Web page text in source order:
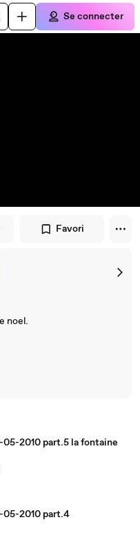
Se connecter
Favori
noel.
05-2010 part.5 la fontaine
05-2010 part.4